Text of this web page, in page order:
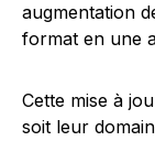
augmentation
format en une
Cette mise à
soit leur